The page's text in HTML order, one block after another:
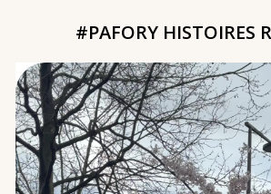
#PAFORY HISTOIRES